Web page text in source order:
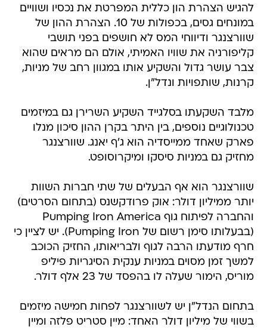
להגיש הצהרת הון כללית המפרטת את נכסיו ושוויים
במונחים גסים, בכפולות של 10. הצהרת ההון של
שוורצנגר ודיווחי המס לא חושפים בפני תושבי
קליפורניה את שוויו האמיתי, אולם הם מראים שהוא
צבר עושר גדול והשקיע אותו במגוון רחב של מניות,
קרנות, שותפויות ונדל"ן.
מלבד השקעתו בסלגייד השקיע השרירן גם במיזמים
טכנולוגיים נוספים, בין היתר בקרן ההון סיכון מנלו
פארק שאחד ממייסדיה הוא ג'ף יאנג. שוורצנגר
מחזיק גם במניות סיסקו ומיקרוסופט.
שוורצנגר הוא אף הבעלים של שתי חברות השוות
יותר ממיליון דולר: אוק פרודקשנס (בתחום הסרטים)
והחברה לפיתוח גוף Pumping Iron America
(בבעלותו סימן רשום של Pumping Iron). יש לציין כי
חרף מודעתו הרבה לגוף ולבריאותו, החזיק הכוכב
למשך זמן מסוים במניות ענקית הסיגריות פיליפ
מוריס, הימור שעלה לו בהפסד של 23 אלף דולר.
בתחום הנדל"ן יש לשוורצנגר לפחות חמישה מיזמים
בשווי של מיליון דולר האחד: מיין סטריט פלזה ומיין